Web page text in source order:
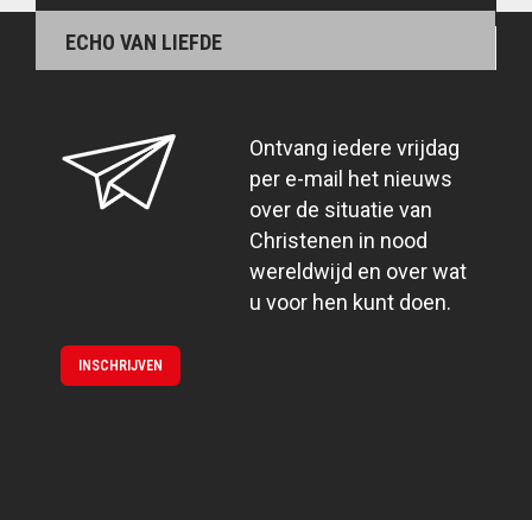
ECHO VAN LIEFDE
Ontvang iedere vrijdag
per e-mail het nieuws
over de situatie van
Christenen in nood
wereldwijd en over wat
u voor hen kunt doen.
INSCHRIJVEN